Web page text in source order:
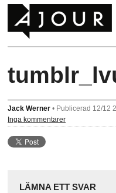
Jack Werner • Publicerad 12/12
Inga kommentarer
LÄMNA ETT SVAR